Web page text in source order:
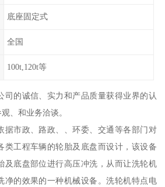
底座固定式
全国
100t,120t等
司的诚信、实力和产品质量获得业界的认
、和业务洽谈。
据市政、路政、、环委、交通等各部门对
类工程车辆的轮胎及底盘而设计，该设备
及底盘部位进行高压冲洗，从而让洗轮机
净的效果的一种机械设备。洗轮机特点电